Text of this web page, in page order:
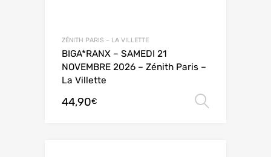
ZÉNITH PARIS – LA VILLETTE
BIGA*RANX – SAMEDI 21
NOVEMBRE 2026 – Zénith Paris –
La Villette
44,90€